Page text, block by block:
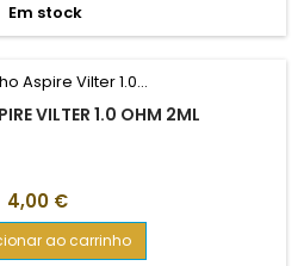
Em stock
VILTER 1.0 OHM 2ML
Preço
4,00 €
ao carrinho